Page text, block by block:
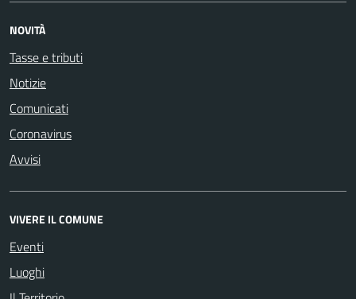
NOVITÀ
Tasse e tributi
Notizie
Comunicati
Coronavirus
Avvisi
VIVERE IL COMUNE
Eventi
Luoghi